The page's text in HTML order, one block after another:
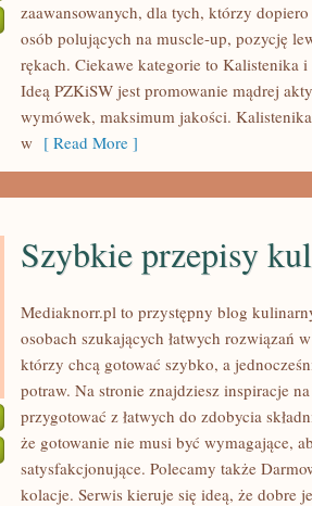
zaawansowanych, dla tych, którzy
osób polujących na muscle-up, pozycję
rękach. Ciekawe kategorie to Kalistenika
Ideą PZKiSW jest promowanie mądrej
wymówek, maksimum jakości.
w [ Read More ]
Szybkie przepisy
Mediaknorr.pl to przystępny blog
osobach szukających łatwych rozwiązań
którzy chcą gotować szybko, a
potraw. Na stronie znajdziesz inspiracje
przygotować z łatwych do zdobycia
że gotowanie nie musi być wymagające,
satysfakcjonujące. Polecamy także
kolacje. Serwis kieruje się ideą, że dobre